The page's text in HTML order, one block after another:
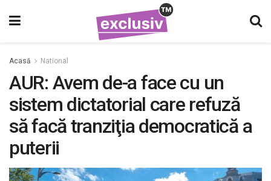
Acasă National
AUR: Avem de-a face cu un
sistem dictatorial care refuză
să facă tranziţia democratică a
puterii